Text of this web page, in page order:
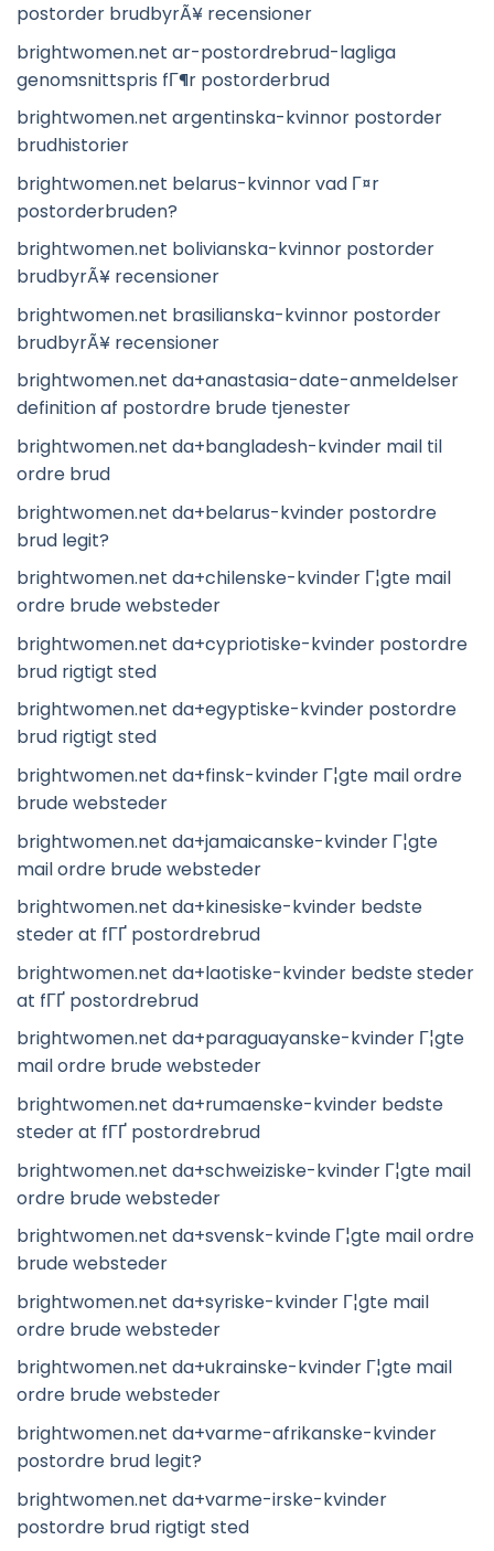
postorder brudbyrÃ¥ recensioner
brightwomen.net ar-postordrebrud-lagliga
genomsnittspris fГ¶r postorderbrud
brightwomen.net argentinska-kvinnor postorder
brudhistorier
brightwomen.net belarus-kvinnor vad Г¤r
postorderbruden?
brightwomen.net bolivianska-kvinnor postorder
brudbyrÃ¥ recensioner
brightwomen.net brasilianska-kvinnor postorder
brudbyrÃ¥ recensioner
brightwomen.net da+anastasia-date-anmeldelser
definition af postordre brude tjenester
brightwomen.net da+bangladesh-kvinder mail til
ordre brud
brightwomen.net da+belarus-kvinder postordre
brud legit?
brightwomen.net da+chilenske-kvinder Г¦gte mail
ordre brude websteder
brightwomen.net da+cypriotiske-kvinder postordre
brud rigtigt sted
brightwomen.net da+egyptiske-kvinder postordre
brud rigtigt sted
brightwomen.net da+finsk-kvinder Г¦gte mail ordre
brude websteder
brightwomen.net da+jamaicanske-kvinder Г¦gte
mail ordre brude websteder
brightwomen.net da+kinesiske-kvinder bedste
steder at fГҐ postordrebrud
brightwomen.net da+laotiske-kvinder bedste steder
at fГҐ postordrebrud
brightwomen.net da+paraguayanske-kvinder Г¦gte
mail ordre brude websteder
brightwomen.net da+rumaenske-kvinder bedste
steder at fГҐ postordrebrud
brightwomen.net da+schweiziske-kvinder Г¦gte mail
ordre brude websteder
brightwomen.net da+svensk-kvinde Г¦gte mail ordre
brude websteder
brightwomen.net da+syriske-kvinder Г¦gte mail
ordre brude websteder
brightwomen.net da+ukrainske-kvinder Г¦gte mail
ordre brude websteder
brightwomen.net da+varme-afrikanske-kvinder
postordre brud legit?
brightwomen.net da+varme-irske-kvinder
postordre brud rigtigt sted